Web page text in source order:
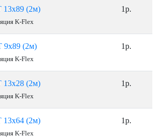
13х89 (2м)
K-Flex
1р.
9х89 (2м)
K-Flex
1р.
13х28 (2м)
K-Flex
1р.
13х64 (2м)
K-Flex
1р.